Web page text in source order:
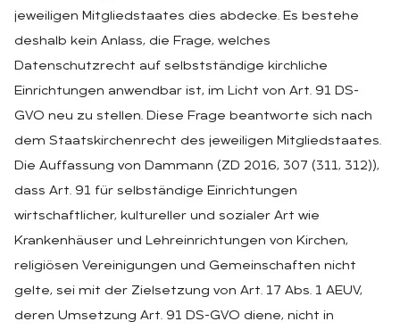
jeweiligen Mitgliedstaates dies abdecke. Es bestehe
deshalb kein Anlass, die Frage, welches
Datenschutzrecht auf selbstständige kirchliche
Einrichtungen anwendbar ist, im Licht von Art. 91 DS-
GVO neu zu stellen. Diese Frage beantworte sich nach
dem Staatskirchenrecht des jeweiligen Mitgliedstaates.
Die Auffassung von Dammann (ZD 2016, 307 (311, 312)),
dass Art. 91 für selbständige Einrichtungen
wirtschaftlicher, kultureller und sozialer Art wie
Krankenhäuser und Lehreinrichtungen von Kirchen,
religiösen Vereinigungen und Gemeinschaften nicht
gelte, sei mit der Zielsetzung von Art. 17 Abs. 1 AEUV,
deren Umsetzung Art. 91 DS-GVO diene, nicht in